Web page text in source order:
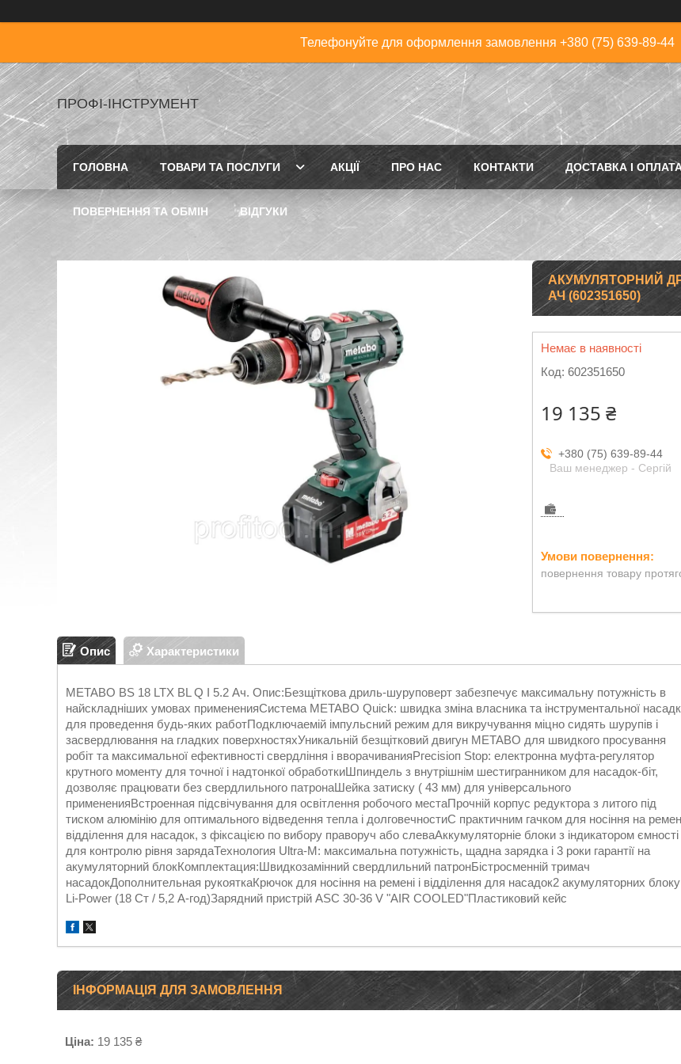
Телефонуйте для оформлення замовлення +380 (75) 639-89-44
ПРОФІ-ІНСТРУМЕНТ
ГОЛОВНА ТОВАРИ ТА ПОСЛУГИ АКЦІЇ ПРО НАС КОНТАКТИ ДОСТАВКА І
ПОВЕРНЕННЯ ТА ОБМІН ВІДГУКИ
АКУМУЛЯТОРНИЙ
АЧ (602351650)
Немає в наявності
Код: 602351650
19 135 ₴
+380 (75) 639-89-44
Ваш менеджер - Сергій
повернення товару
Опис Характеристики
METABO BS 18 LTX BL Q I 5.2 Ач. Опис:Безщіткова дриль-шуруповерт забезпечує максимальну потужність в
найскладніших умовах примененияСистема METABO Quick: швидка зміна власника та інструментальної
для проведення будь-яких работПодключаемій імпульсний режим для викручування міцно сидять шурупів і
засвердлювання на гладких поверхностяхУникальній безщітковий двигун METABO для швидкого просування
робіт та максимальної ефективності свердління і вворачиванияРгесіѕіоп Stop: електронна муфта-регулятор
крутного моменту для точної і надтонкої обработкиШпиндель з внутрішнім шестигранником для насадок-біт,
дозволяє працювати без свердлильного патронаШейка затиску ( 43 мм) для універсального
примененияВстроенная підсвічування для освітлення робочого местаПрочній корпус редуктора з литого під
тиском алюмінію для оптимального відведення тепла і долговечностиС практичним гачком для носіння на
відділення для насадок, з фіксацією по вибору праворуч або слеваАккумуляторніе блоки з індикатором ємності
для контролю рівня зарядаТехнология Ultra-M: максимальна потужність, щадна зарядка і 3 роки гарантії на
акумуляторний блокКомплектация:Швидкозамінний свердлильний патронБістросменній тримач
насадокДополнительная рукояткаКрючок для носіння на ремені і відділення для насадок2 акумуляторних блоку
Li-Power (18 Ст / 5,2 А-год)Зарядний пристрій ASC 30-36 V "AIR COOLED"Пластиковий кейс
ІНФОРМАЦІЯ ДЛЯ ЗАМОВЛЕННЯ
Ціна: 19 135 ₴